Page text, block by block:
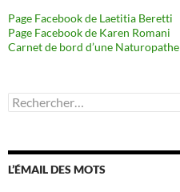
Page Facebook de Laetitia Beretti
Page Facebook de Karen Romani
Carnet de bord d’une Naturopathe
Rechercher :
L’ÉMAIL DES MOTS